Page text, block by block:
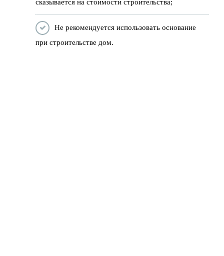
сказывается на стоимости строительства;
Не рекомендуется использовать основание
при строительстве дом.